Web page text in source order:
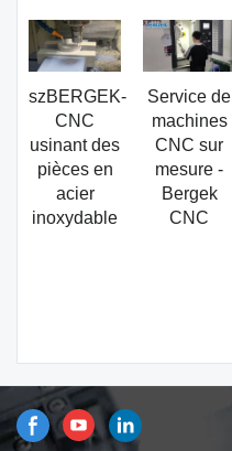
szBERGEK-
CNC
usinant des
pièces en
acier
inoxydable
Service de
machines
CNC sur
mesure -
Bergek
CNC